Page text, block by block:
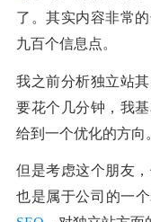
了。其实内容非常
九百个信息点。
我之前分析独立站
要花个几分钟，我
给到一个优化的方向
但是考虑这个朋友
也是属于公司的一